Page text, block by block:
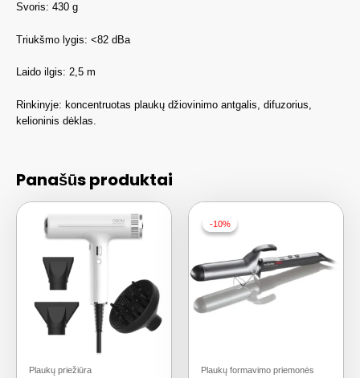
Svoris: 430 g
Triukšmo lygis: <82 dBa
Laido ilgis: 2,5 m
Rinkinyje: koncentruotas plaukų džiovinimo antgalis, difuzorius,
kelioninis dėklas.
Panašūs produktai
Plaukų priežiūra
-10%
-10%
Plaukų formavimo priemonės